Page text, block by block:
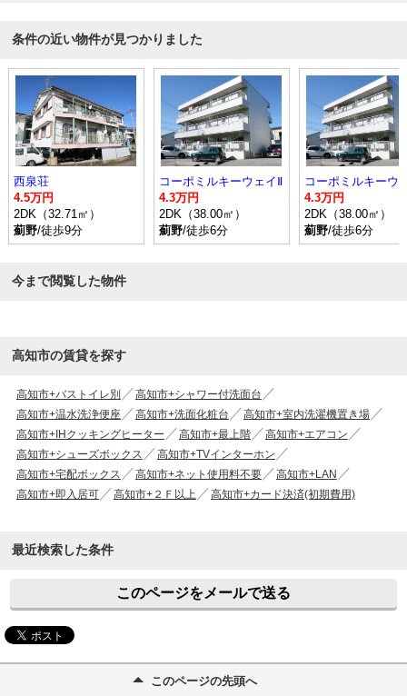
条件の近い物件が見つかりました
西泉荘
4.5万円
2DK（32.71㎡）
薊野/徒歩9分
コーポミルキーウェイⅡ
4.3万円
2DK（38.00㎡）
薊野/徒歩6分
コーポミルキーウ
4.3万円
2DK（38.00㎡）
薊野/徒歩6分
今まで閲覧した物件
高知市の賃貸を探す
高知市+バストイレ別
高知市+シャワー付洗面台
高知市+温水洗浄便座
高知市+洗面化粧台
高知市+室内洗濯機置き場
高知市+IHクッキングヒーター
高知市+最上階
高知市+エアコン
高知市+シューズボックス
高知市+TVインターホン
高知市+宅配ボックス
高知市+ネット使用料不要
高知市+LAN
高知市+即入居可
高知市+２Ｆ以上 高知市+カード決済(初期費用)
最近検索した条件
このページをメールで送る
このページの先頭へ